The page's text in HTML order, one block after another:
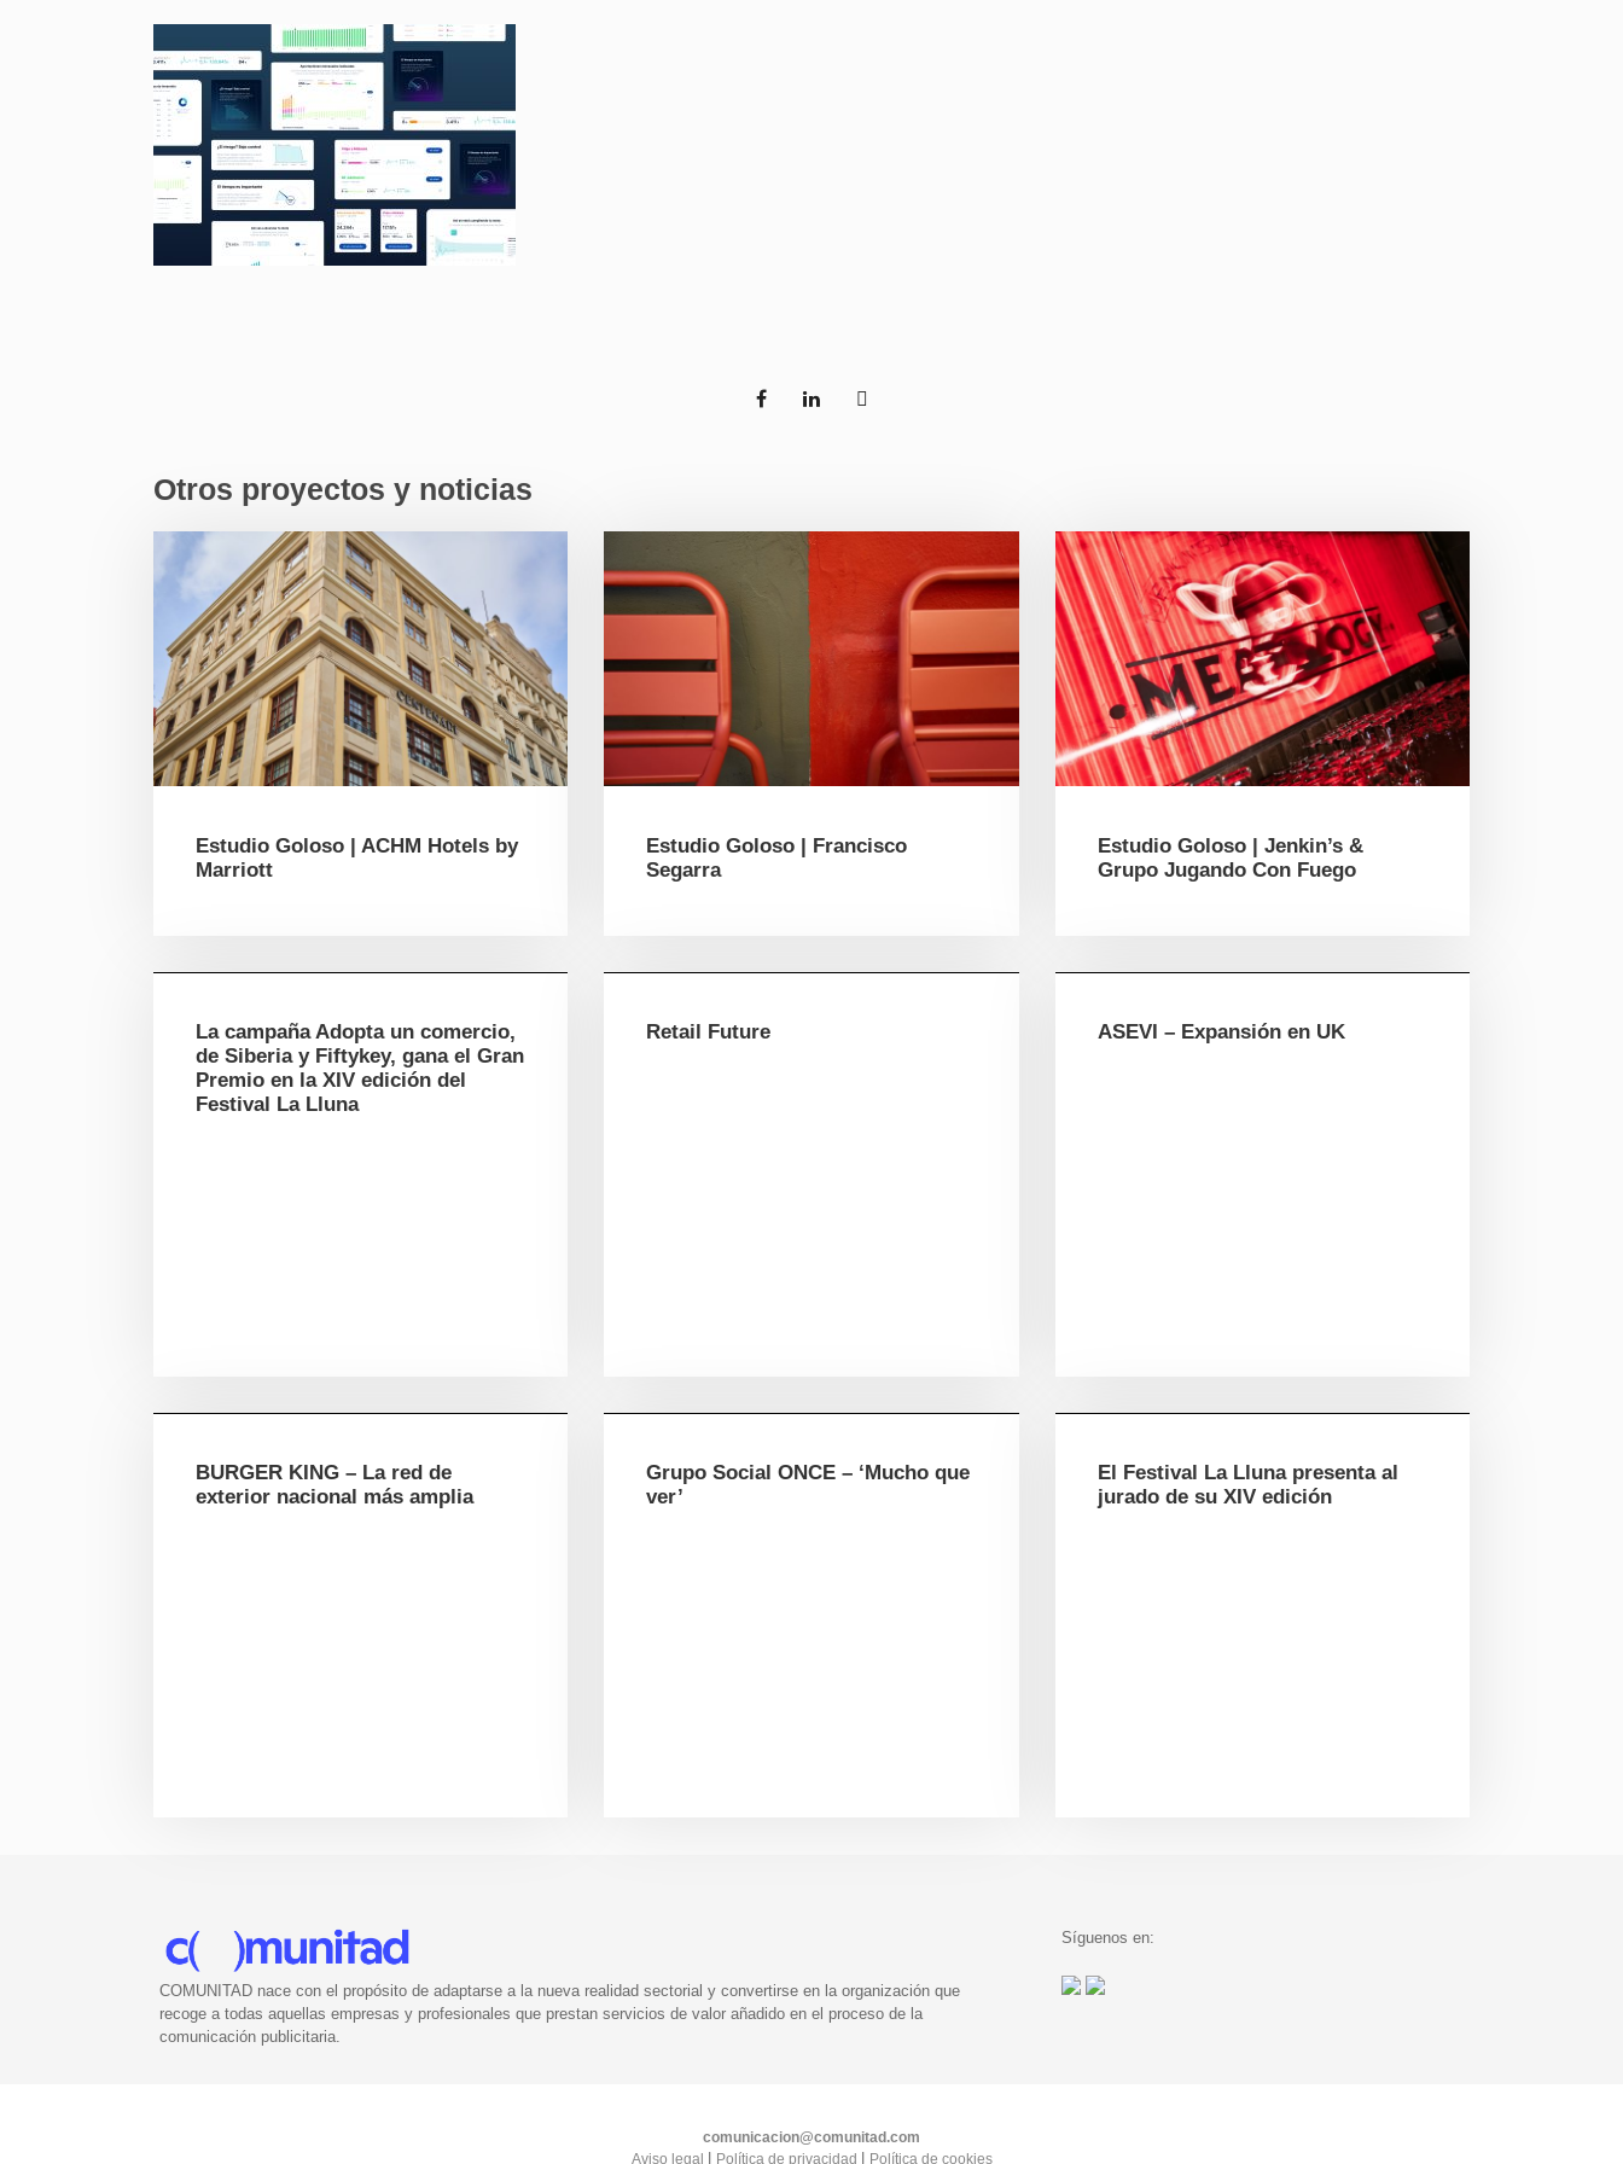
Otros proyectos y noticias
Estudio Goloso | ACHM Hotels by
Marriott
Estudio Goloso | Francisco
Segarra
Estudio Goloso | Jenkin’s &
Grupo Jugando Con Fuego
La campaña Adopta un comercio,
de Siberia y Fiftykey, gana el Gran
Premio en la XIV edición del
Festival La Lluna
Retail Future ASEVI – Expansión en UK
BURGER KING – La red de
exterior nacional más amplia
Grupo Social ONCE – ‘Mucho que
ver’
El Festival La Lluna presenta al
jurado de su XIV edición
COMUNITAD nace con el propósito de adaptarse a la nueva realidad sectorial y convertirse en la organización que
recoge a todas aquellas empresas y profesionales que prestan servicios de valor añadido en el proceso de la
comunicación publicitaria.
Síguenos en:
comunicacion@comunitad.com
Aviso legal | Política de privacidad | Política de cookies